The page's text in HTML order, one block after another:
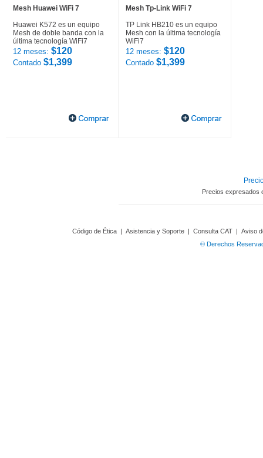
Mesh Huawei WiFi 7
Huawei K572 es un equipo
Mesh de doble banda con la
última tecnología WiFi7
12 meses: $120
Contado $1,399
Mesh Tp-Link WiFi 7
TP Link HB210 es un equipo
Mesh con la última tecnología
WiFi7
12 meses: $120
Contado $1,399
Precios expresados
Código de Ética | Asistencia y Soporte | Consulta CAT | Aviso
© Derechos